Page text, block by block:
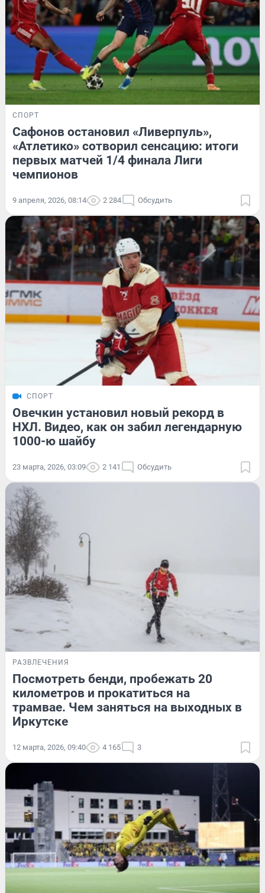
СПОРТ
Сафонов остановил «Ливерпуль»,
«Атлетико» сотворил сенсацию: итоги
первых матчей 1/4 финала Лиги
чемпионов
9 апреля, 2026, 08:14 2 284 Обсудить
СПОРТ
Овечкин установил новый рекорд в
НХЛ. Видео, как он забил легендарную
1000-ю шайбу
23 марта, 2026, 03:09 2 141 Обсудить
РАЗВЛЕЧЕНИЯ
Посмотреть бенди, пробежать 20
километров и прокатиться на
трамвае. Чем заняться на выходных в
Иркутске
12 марта, 2026, 09:40 4 165 3